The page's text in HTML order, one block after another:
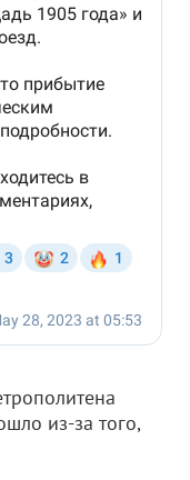
из-за того,